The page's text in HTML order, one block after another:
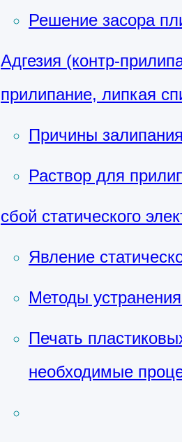
Решение засора
Адгезия (контр-
прилипание, липкая
Причины залипания
Раствор для
сбой статического
Явление
Методы устранения
Печать
необходимые